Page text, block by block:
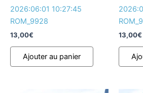
2026:06:01 10:27:45
ROM_9928
13,00€
Ajouter au panier
13,00€